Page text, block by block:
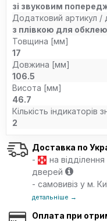
зі звуковим
Додатковий артикул /
з плівкою для
Товщина [мм]
17
Довжина [мм]
106.5
Висота [мм]
46.7
Кількість індикаторів
2
Доставка по
-
на
дверей
- самовивіз у м.
детальніше →
Оплата при